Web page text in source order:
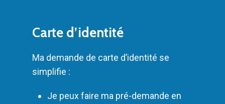
Carte d’identité
Ma demande de carte d’identité se
simplifie :
Je peux faire ma pré-demande en